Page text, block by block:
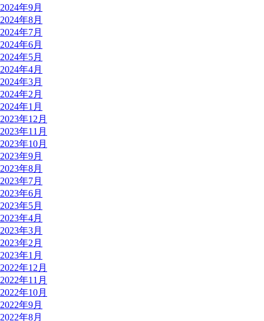
2024年9月
2024年8月
2024年7月
2024年6月
2024年5月
2024年4月
2024年3月
2024年2月
2024年1月
2023年12月
2023年11月
2023年10月
2023年9月
2023年8月
2023年7月
2023年6月
2023年5月
2023年4月
2023年3月
2023年2月
2023年1月
2022年12月
2022年11月
2022年10月
2022年9月
2022年8月